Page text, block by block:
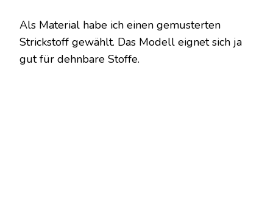
Als Material habe ich einen gemusterten
Strickstoff gewählt. Das Modell eignet sich ja
gut für dehnbare Stoffe.